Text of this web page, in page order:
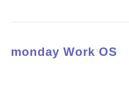
monday Work OS